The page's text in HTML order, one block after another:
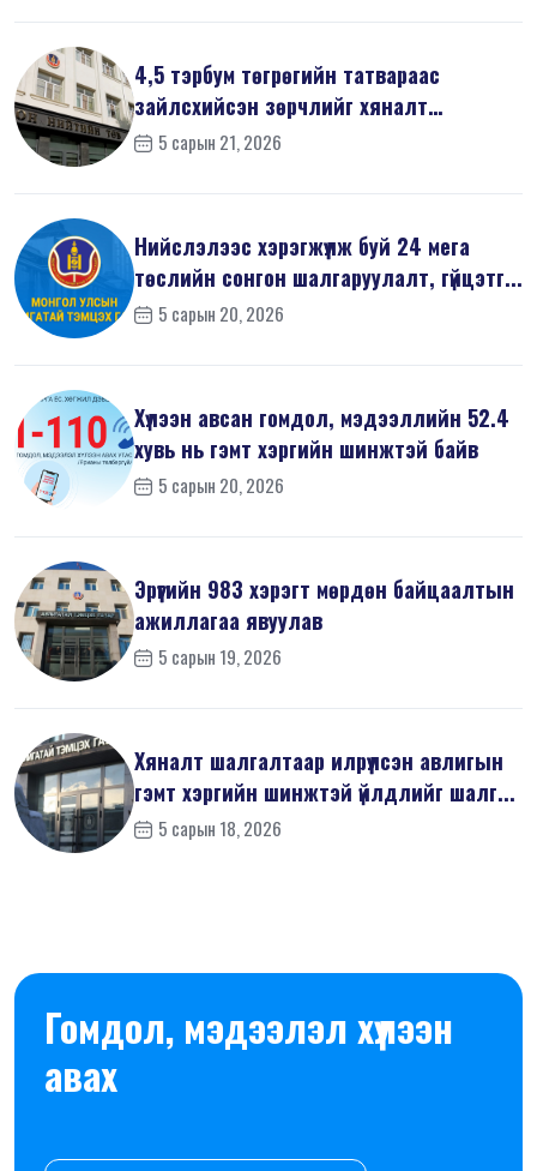
4,5 тэрбум төгрөгийн татвараас
зайлсхийсэн зөрчлийг хяналт
шалгалтаар ...
5 сарын 21, 2026
Нийслэлээс хэрэгжүүлж буй 24 мега
төслийн сонгон шалгаруулалт, гүйцэтг...
5 сарын 20, 2026
Хүлээн авсан гомдол, мэдээллийн 52.4
хувь нь гэмт хэргийн шинжтэй байв
5 сарын 20, 2026
Эрүүгийн 983 хэрэгт мөрдөн байцаалтын
ажиллагаа явуулав
5 сарын 19, 2026
Хяналт шалгалтаар илрүүлсэн авлигын
гэмт хэргийн шинжтэй үйлдлийг шалг...
5 сарын 18, 2026
Гомдол, мэдээлэл хүлээн
авах